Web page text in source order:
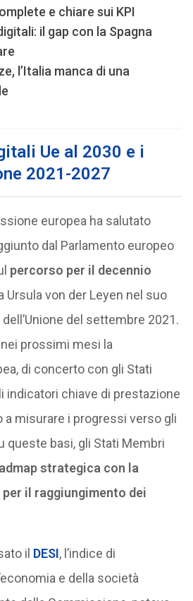
e chiare sui KPI
il gap con la Spagna
l’Italia manca di una
Ue al 2030 e i
2021-2027
europea ha salutato
dal Parlamento europeo
percorso per il decennio
Ursula von der Leyen nel suo
del settembre 2021.
prossimi mesi la
di concerto con gli Stati
indicatori chiave di prestazione
a misurare i progressi verso gli
queste basi, gli Stati Membri
strategica con la
il raggiungimento dei
il DESI, l’indice di
e della società